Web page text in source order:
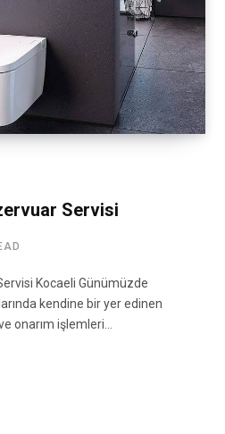
Servisi
Kocaeli Günümüzde
kendine bir yer edinen
onarım işlemleri…